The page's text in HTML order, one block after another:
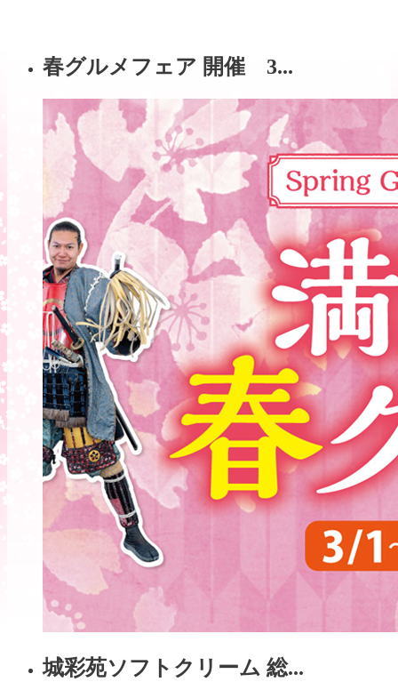
春グルメフェア 開催 3...
城彩苑ソフトクリーム 総...